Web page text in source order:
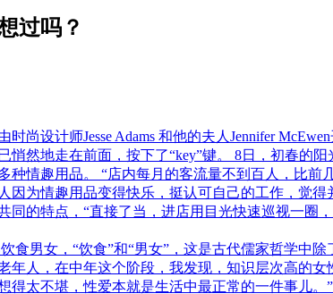
过吗？
时尚设计师Jesse Adams 和他的夫人Jennifer
悄然地走在前面，按下了“key”键。 8日，初春的
种情趣用品。 “店内每月的客流量不到百人，比
因为情趣用品变得快乐，挺认可自己的工作，觉
同的特点，“直接了当，进店用目光快速巡视一圈
食男女，“饮食”和“男女”，这是古代儒家哲学中
年人，在中年这个阶段，我发现，知识层次高的
得太不堪，性爱本就是生活中最正常的一件事儿